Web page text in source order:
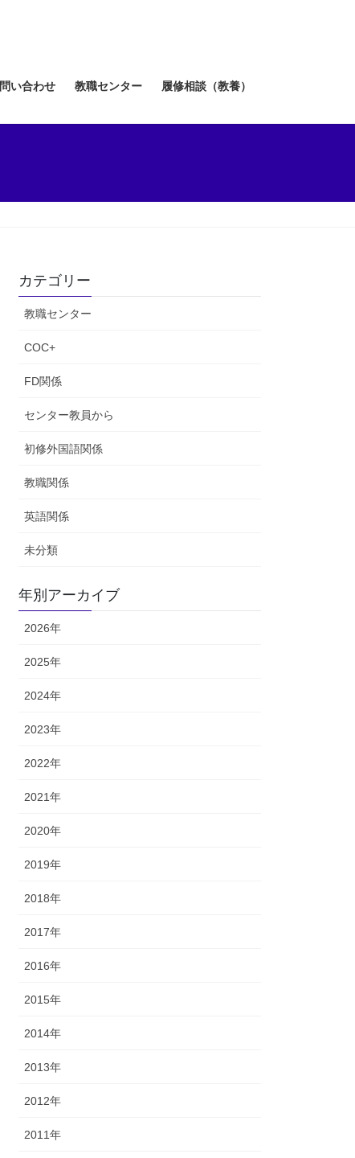
問い合わせ 教職センター 履修相談（教養）
カテゴリー
教職センター
COC+
FD関係
センター教員から
初修外国語関係
教職関係
英語関係
未分類
年別アーカイブ
2026年
2025年
2024年
2023年
2022年
2021年
2020年
2019年
2018年
2017年
2016年
2015年
2014年
2013年
2012年
2011年